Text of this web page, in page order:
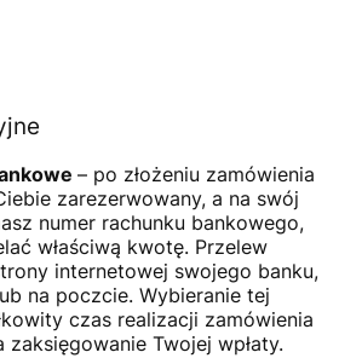
– po złożeniu zamówienia
zarezerwowany, a na swój
numer rachunku bankowego,
właściwą kwotę. Przelew
internetowej swojego banku,
na poczcie. Wybieranie tej
czas realizacji zamówienia
Twojej wpłaty.